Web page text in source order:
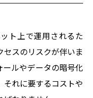
ト上で運用されるた
スのリスクが伴いま
ールやデータの暗号化
それに要するコストや